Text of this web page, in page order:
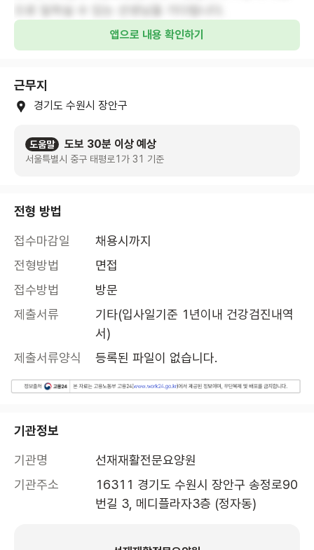
으로 일하실 수 있는 선생님을 기다립니다.
앱으로 내용 확인하기
근무지
경기도 수원시 장안구
도움말 도보 30분 이상 예상
서울특별시 중구 태평로1가 31 기준
전형 방법
접수마감일
채용시까지
전형방법
면접
접수방법
방문
제출서류
기타(입사일기준 1년이내 건강검진내역
서)
제출서류양식
등록된 파일이 없습니다.
기관정보
기관명
선재재활전문요양원
기관주소
16311 경기도 수원시 장안구 송정로90
번길 3, 메디플라자3층 (정자동)